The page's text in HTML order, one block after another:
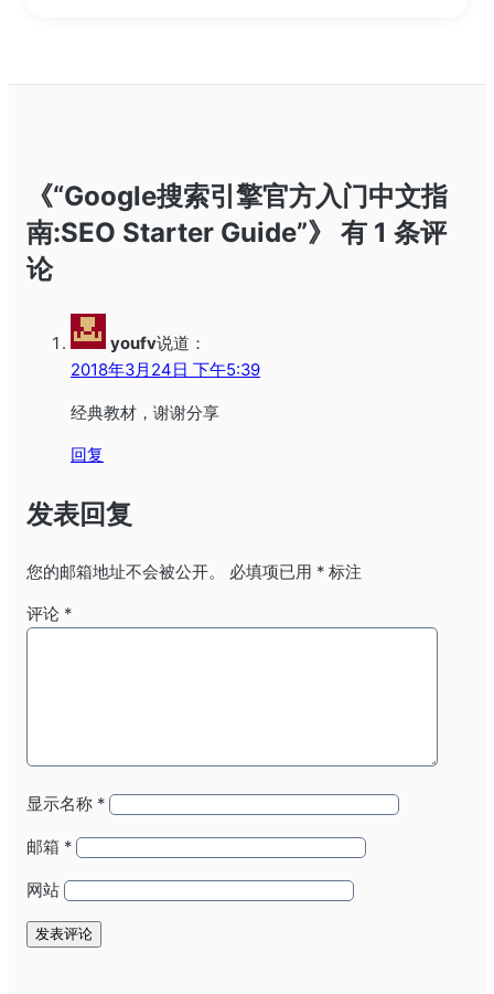
《“Google搜索引擎官方入门中文指
南:SEO Starter Guide”》 有 1 条评
论
youfv说道：
2018年3月24日 下午5:39
经典教材，谢谢分享
回复
发表回复
您的邮箱地址不会被公开。 必填项已用 * 标注
评论 *
显示名称 *
邮箱 *
网站